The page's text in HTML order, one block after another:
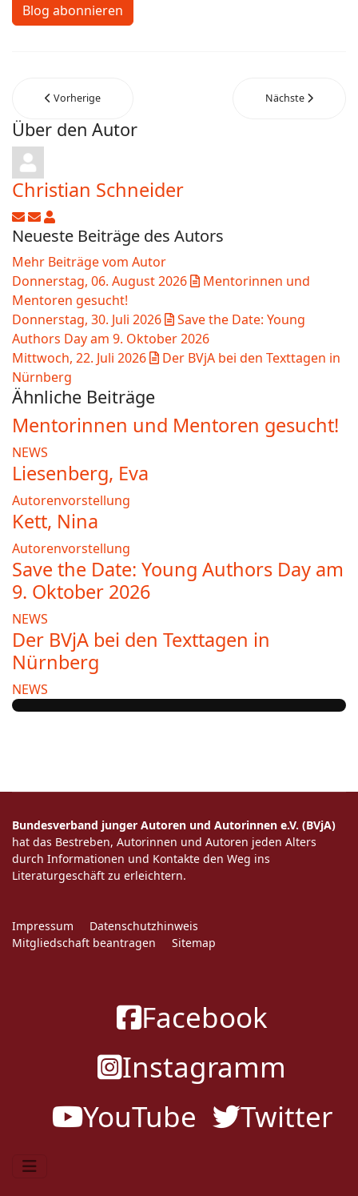
Blog abonnieren
Vorherige Nächste
Über den Autor
Christian Schneider
Updates abonnieren
Abo von Updates dieses Autors beenden
Christian Schneider
Neueste Beiträge des Autors
Mehr Beiträge vom Autor
Donnerstag, 06. August 2026
Mentorinnen und
Mentoren gesucht!
Donnerstag, 30. Juli 2026
Save the Date: Young
Authors Day am 9. Oktober 2026
Mittwoch, 22. Juli 2026
Der BVjA bei den Texttagen in
Nürnberg
Ähnliche Beiträge
Mentorinnen und Mentoren gesucht!
NEWS
Liesenberg, Eva
Autorenvorstellung
Kett, Nina
Autorenvorstellung
Save the Date: Young Authors Day am
9. Oktober 2026
NEWS
Der BVjA bei den Texttagen in
Nürnberg
NEWS
Bundesverband junger Autoren und Autorinnen e.V. (BVjA)
hat das Bestreben, Autorinnen und Autoren jeden Alters
durch Informationen und Kontakte den Weg ins
Literaturgeschäft zu erleichtern.
Impressum
Datenschutzhinweis
Mitgliedschaft beantragen
Sitemap
Facebook
Instagramm
YouTube
Twitter